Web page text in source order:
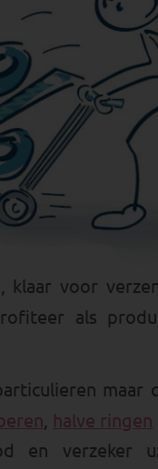
klaar voor
als
maar
, halve ringen
en verzeker